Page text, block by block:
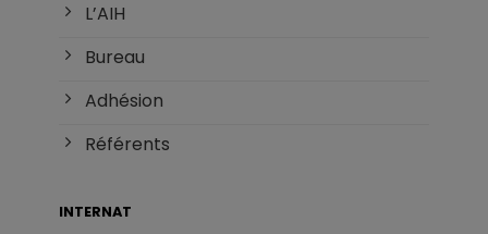
L’AIH
Bureau
Adhésion
Référents
INTERNAT